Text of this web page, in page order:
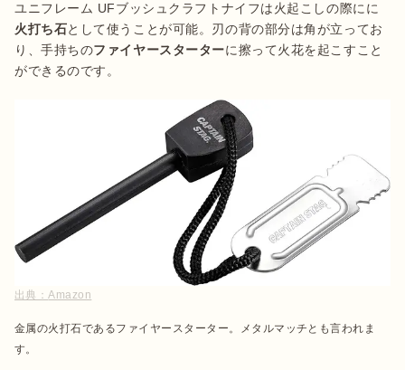
ユニフレーム UFブッシュクラフトナイフは火起こしの際にに
火打ち石として使うことが可能。刃の背の部分は角が立ってお
り、手持ちのファイヤースターターに擦って火花を起こすこと
ができるのです。
出典：Amazon
金属の火打石であるファイヤースターター。メタルマッチとも言われま
す。